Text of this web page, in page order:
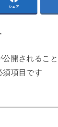
シェア
開されるこ
須項目です